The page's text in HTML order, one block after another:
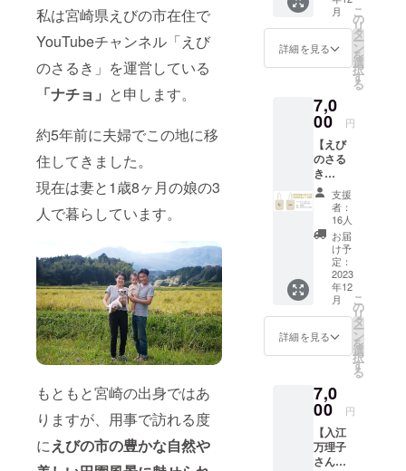
私は宮崎県えびの市在住で
YouTubeチャンネル「えび
のさるき」を運営している
「ナチョ」 と申します。
約5年前に夫婦でこの地に移
住してきました。
現在は妻と1歳8ヶ月の娘の3
人で暮らしています。
もともと宮崎の出身ではあ
りますが、用事で訪れる度
にえびの市の豊かな自然や
す。
銘の古
材にな
りま
として
使われ
なので
ゴミと
して捨
てるの
はもっ
たいな
い！と
いうこ
とで メ
ンバー
みんな
で心を
込めて
作りま
使った
ハンド
メイド
のスマ
ホスタ
ンド 素
内外で
個展を
開いた
り、商
手掛け
るなど
幅広く
活躍さ
れてい
るえび
の出
身・画
家の入
江万理
子さん
のポス
トカー
ド5枚と
2024年
卓上カ
レン
す！！
えびの
な自然
からイ
ンスピ
月
詳細を見る
こ
の
リ
タ
ー
ン
を
選
択
す
る
7,0
00 円
【えび
のさる
き
✕NECT
IONオリ
ジナル
トート
バッ
グ】 プ
ロジェ
クトの
ロゴが
入った
トート
バッグ
普段使
いでき
るよう
にシン
プルな
デザイ
支援
者：
16人
お届
け予
定：
2023
年12
月
詳細を見る
こ
の
リ
タ
ー
ン
を
選
択
す
る
7,0
00 円
【入江
万理子
さんの